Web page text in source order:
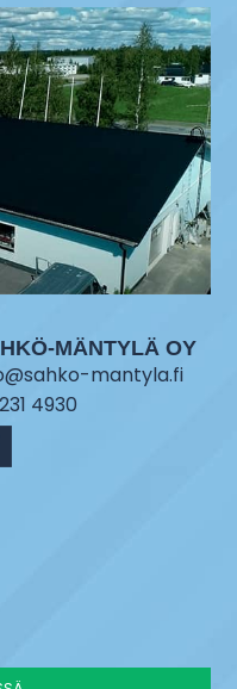
MÄNTYLÄ OY
mantyla.fi
4930